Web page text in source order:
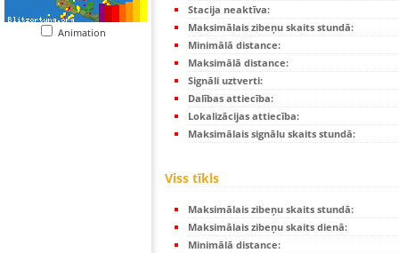
Animation
Stacija neaktīva:
Maksimālais zibeņu skaits stundā:
Minimālā distance:
Maksimālā distance:
Signāli uztverti:
Dalības attiecība:
Lokalizācijas attiecība:
Maksimālais signālu skaits stundā:
Viss tīkls
Maksimālais zibeņu skaits stundā:
Maksimālais zibeņu skaits dienā:
Minimālā distance: